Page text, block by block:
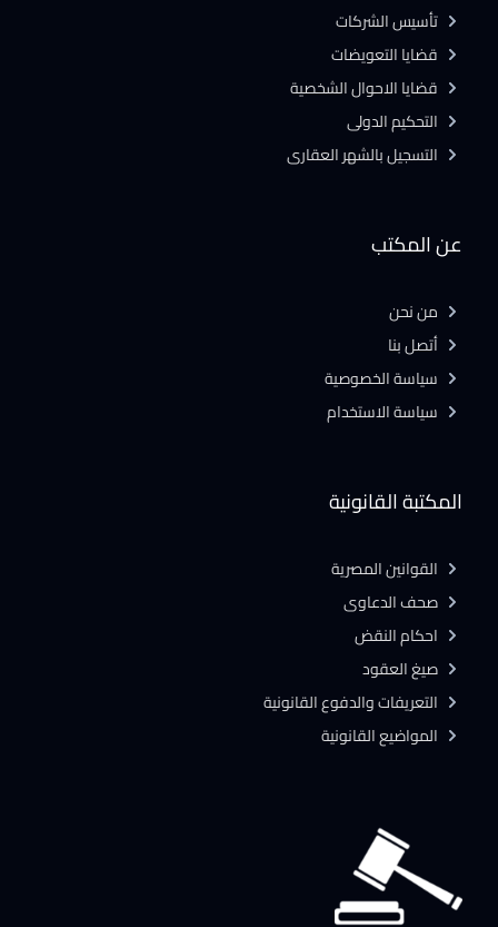
المكتبة القانونية
القوانين المصرية
صحف الدعاوى
احكام النقض
صيغ العقود
التعريفات والدفوع القانونية
المواضيع القانونية
عن المكتب
من نحن
أتصل بنا
سياسة الخصوصية
سياسة الاستخدام
تأسيس الشركات
قضايا التعويضات
قضايا الاحوال الشخصية
التحكيم الدولى
التسجيل بالشهر العقارى